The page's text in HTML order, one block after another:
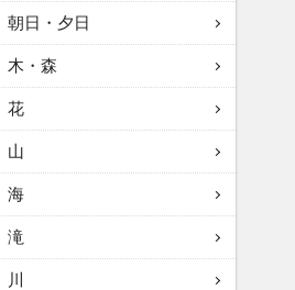
朝日・夕日
木・森
花
山
海
滝
川